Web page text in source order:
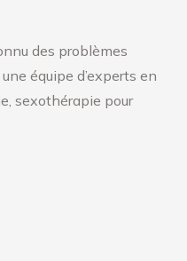
des problèmes
équipe d’experts en
sexothérapie pour